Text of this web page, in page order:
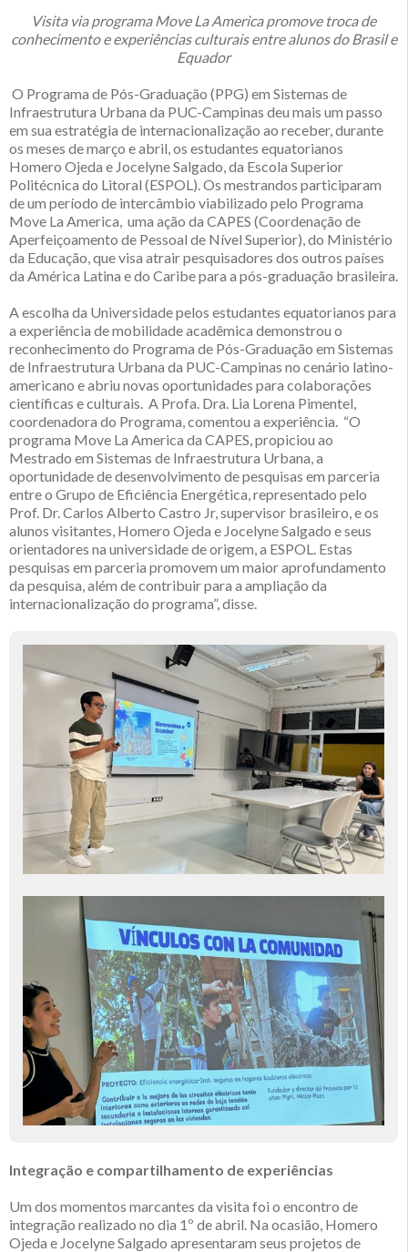
Visita via programa Move La America promove troca de
conhecimento e experiências culturais entre alunos do Brasil e
Equador
O Programa de Pós-Graduação (PPG) em Sistemas de
Infraestrutura Urbana da PUC-Campinas deu mais um passo
em sua estratégia de internacionalização ao receber, durante
os meses de março e abril, os estudantes equatorianos
Homero Ojeda e Jocelyne Salgado, da Escola Superior
Politécnica do Litoral (ESPOL). Os mestrandos participaram
de um período de intercâmbio viabilizado pelo Programa
Move La America, uma ação da CAPES (Coordenação de
Aperfeiçoamento de Pessoal de Nível Superior), do Ministério
da Educação, que visa atrair pesquisadores dos outros países
da América Latina e do Caribe para a pós-graduação brasileira.
A escolha da Universidade pelos estudantes equatorianos para
a experiência de mobilidade acadêmica demonstrou o
reconhecimento do Programa de Pós-Graduação em Sistemas
de Infraestrutura Urbana da PUC-Campinas no cenário latino-
americano e abriu novas oportunidades para colaborações
científicas e culturais. A Profa. Dra. Lia Lorena Pimentel,
coordenadora do Programa, comentou a experiência. “O
programa Move La America da CAPES, propiciou ao
Mestrado em Sistemas de Infraestrutura Urbana, a
oportunidade de desenvolvimento de pesquisas em parceria
entre o Grupo de Eficiência Energética, representado pelo
Prof. Dr. Carlos Alberto Castro Jr, supervisor brasileiro, e os
alunos visitantes, Homero Ojeda e Jocelyne Salgado e seus
orientadores na universidade de origem, a ESPOL. Estas
pesquisas em parceria promovem um maior aprofundamento
da pesquisa, além de contribuir para a ampliação da
internacionalização do programa”, disse.
Integração e compartilhamento de experiências
Um dos momentos marcantes da visita foi o encontro de
integração realizado no dia 1º de abril. Na ocasião, Homero
Ojeda e Jocelyne Salgado apresentaram seus projetos de